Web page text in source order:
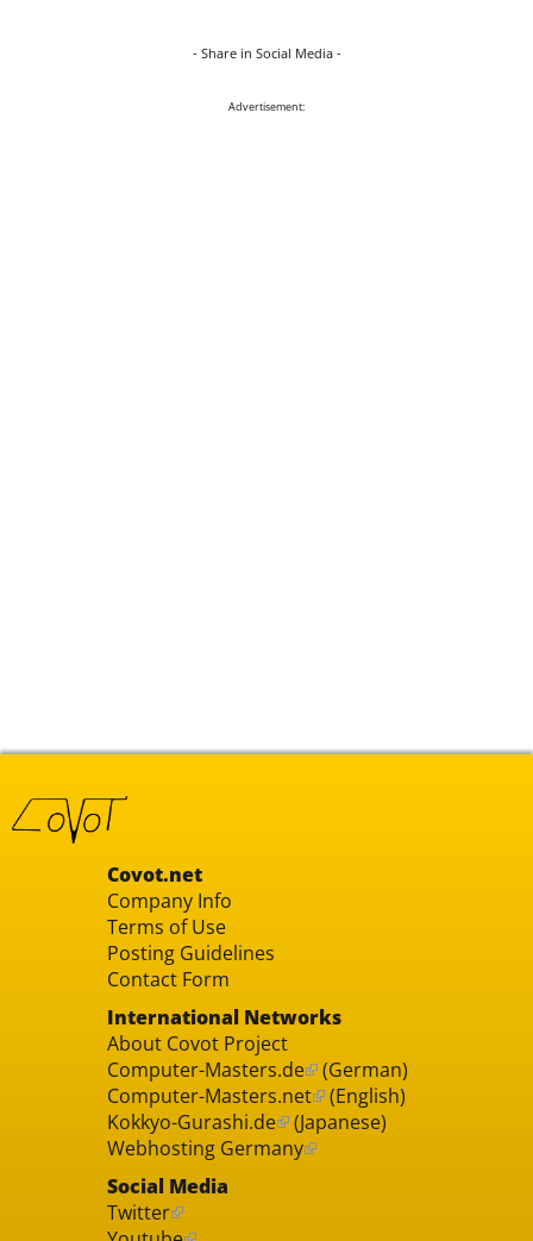
- Share in Social Media -
Advertisement:
Covot.net
Company Info
Terms of Use
Posting Guidelines
Contact Form
International Networks
About Covot Project
Computer-Masters.de (German)
Computer-Masters.net (English)
Kokkyo-Gurashi.de (Japanese)
Webhosting Germany
Social Media
Twitter